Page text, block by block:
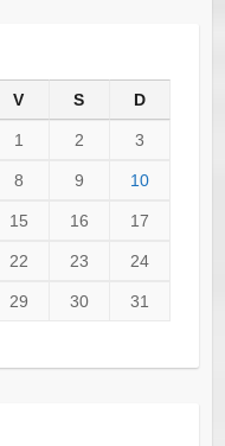
V S D
1 2 3
8 9 10
15 16 17
22 23 24
29 30
31